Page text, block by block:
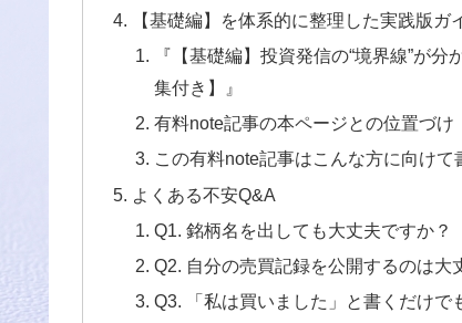
【基礎編】を体系的に整理した実践版ガ
『【基礎編】投資発信の“境界線”が
集付き】』
有料note記事の本ページとの位置づけ
この有料note記事はこんな方に向けて
よくある不安Q&A
Q1. 銘柄名を出しても大丈夫ですか？
Q2. 自分の売買記録を公開するのは大
Q3. 「私は買いました」と書くだけで